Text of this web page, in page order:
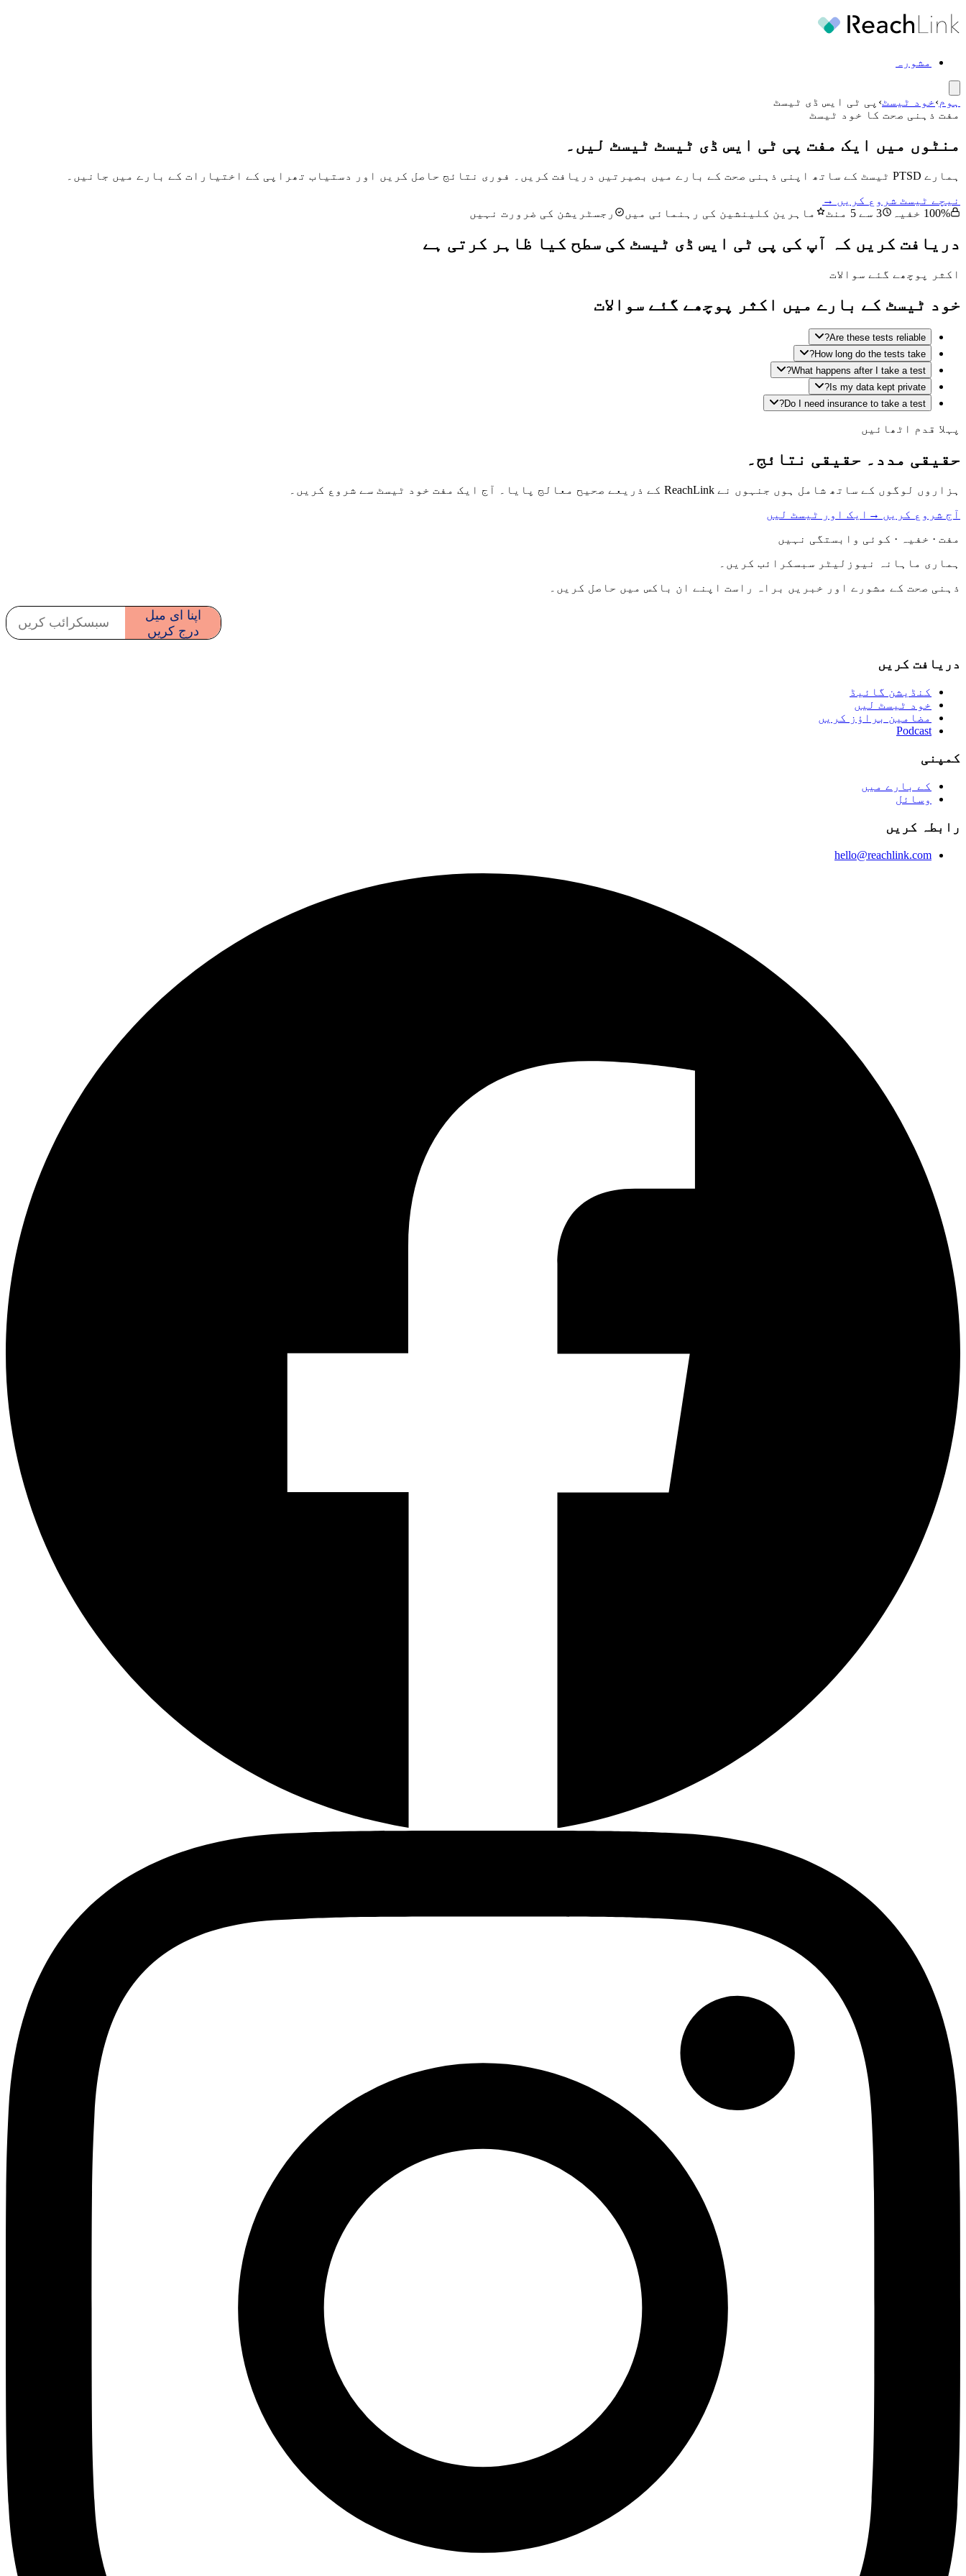
مشورہ
ہوم›خود ٹیسٹ› پی ٹی ایس ڈی ٹیسٹ
مفت ذہنی صحت کا خود ٹیسٹ
منٹوں میں ایک مفت پی ٹی ایس ڈی ٹیسٹ ٹیسٹ لیں۔
ہمارے PTSD ٹیسٹ کے ساتھ اپنی ذہنی صحت کے بارے میں بصیرتیں دریافت کریں۔ فوری نتائج حاصل کریں اور دستیاب تھراپی کے اختیارات کے بارے میں جانیں۔
نیچے ٹیسٹ شروع کریں →
100% خفیہ
3 سے 5 منٹ ماہرین کلینشین کی رہنمائی میں رجسٹریشن کی ضرورت نہیں
دریافت کریں کہ آپ کی پی ٹی ایس ڈی ٹیسٹ کی سطح کیا ظاہر کرتی ہے
اکثر پوچھے گئے سوالات
خود ٹیسٹ کے بارے میں اکثر پوچھے گئے سوالات
Are these tests reliable?
How long do the tests take?
What happens after I take a test?
Is my data kept private?
Do I need insurance to take a test?
پہلا قدم اٹھائیں
حقیقی مدد۔ حقیقی نتائج۔
ہزاروں لوگوں کے ساتھ شامل ہوں جنہوں نے ReachLink کے ذریعے صحیح معالج پایا۔ آج ایک مفت خود ٹیسٹ سے شروع کریں۔
آج شروع کریں → ایک اور ٹیسٹ لیں
مفت · خفیہ · کوئی وابستگی نہیں
ہماری ماہانہ نیوزلیٹر سبسکرائب کریں۔
ذہنی صحت کے مشورے اور خبریں براہ راست اپنے ان باکس میں حاصل کریں۔
دریافت کریں
کنڈیشن گائیڈ
خود ٹیسٹ لیں
مضامین براؤز کریں
Podcast
کمپنی
کے بارے میں
وسائل
رابطہ کریں
hello@reachlink.com